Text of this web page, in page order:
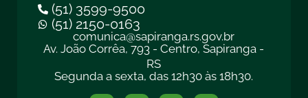
(51) 3599-9500
(51) 2150-0163
comunica@sapiranga.rs.gov.br
Av. João Corrêa, 793 - Centro, Sapiranga -
RS
Segunda a sexta, das 12h30 às 18h30.